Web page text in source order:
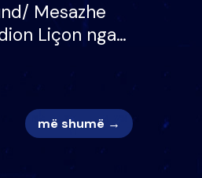
Mesazhe
Liçon nga
më shumë →